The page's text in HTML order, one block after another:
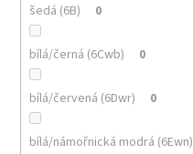
šedá (6B) 0
bílá/černá (6Cwb) 0
bílá/červená (6Dwr) 0
bílá/námořnická modrá (6Ewn)